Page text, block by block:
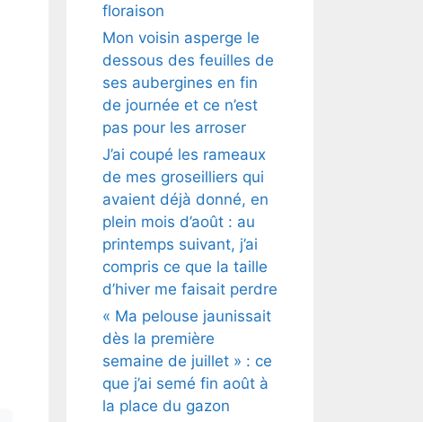
floraison
Mon voisin asperge le
dessous des feuilles de
ses aubergines en fin
de journée et ce n’est
pas pour les arroser
J’ai coupé les rameaux
de mes groseilliers qui
avaient déjà donné, en
plein mois d’août : au
printemps suivant, j’ai
compris ce que la taille
d’hiver me faisait perdre
« Ma pelouse jaunissait
dès la première
semaine de juillet » : ce
que j’ai semé fin août à
la place du gazon